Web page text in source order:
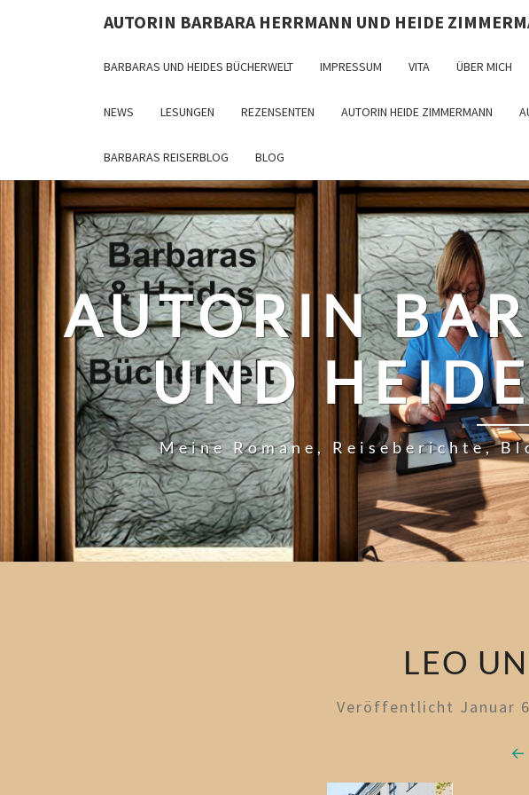
AUTORIN BARBARA HERRMANN UND HEIDE
BARBARAS UND HEIDES BÜCHERWELT IMPRESSUM VITA ÜBER MICH
NEWS LESUNGEN REZENSENTEN AUTORIN HEIDE ZIMMERMANN
BARBARAS REISERBLOG BLOG
AUTORIN
UND
Meine Romane, Reiseberichte,
LEO
Veröffentlicht Januar
←